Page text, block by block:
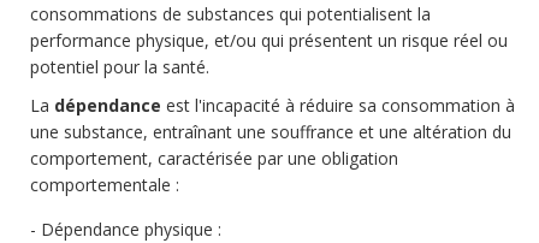
consommations de substances qui potentialisent la
performance physique, et/ou qui présentent un risque réel ou
potentiel pour la santé.
La dépendance est l'incapacité à réduire sa consommation à
une substance, entraînant une souffrance et une altération du
comportement, caractérisée par une obligation
comportementale :
Dépendance physique :